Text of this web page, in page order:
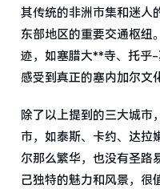
其传统的非洲市集和迷人
东部地区的重要交通枢纽
迹，如塞腊大**寺、托乎
感受到真正的塞内加尔文
除了以上提到的三大城市
市，如泰斯、卡约、达拉
尔那么繁华，也没有圣路
己独特的魅力和风景，很